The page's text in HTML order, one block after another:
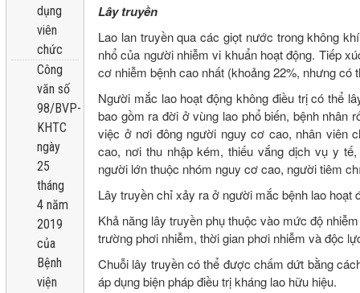
dụng
viên
chức
Công
văn số
98/BVP-
KHTC
ngày
25
tháng
4 năm
2019
của
Bệnh
viện
Lây truyền
Lao lan truyền qua các giọt nước trong không
nhổ của người nhiễm vi khuẩn hoạt động. Tiếp
cơ nhiễm bệnh cao nhất (khoảng 22%, nhưng có
Người mắc lao hoạt động không điều trị có thể
bao gồm ra đời ở vùng lao phổ biến, bệnh nhân
việc ở nơi đông người nguy cơ cao, nhân viên
cao, nơi thu nhập kém, thiếu vắng dịch vụ y
người lớn thuộc nhóm nguy cơ cao, người tiêm
Lây truyền chỉ xảy ra ở người mắc bệnh lao hoạt
Khả năng lây truyền phụ thuộc vào mức độ
trường phơi nhiễm, thời gian phơi nhiễm và độc
Chuỗi lây truyền có thể được chấm dứt bằng
áp dụng biện pháp điều trị kháng lao hữu hiệu.